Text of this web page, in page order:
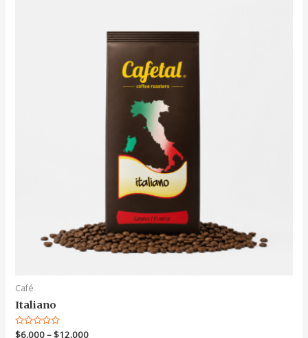
Café
Italiano
Valorado
$6.000–$12.000